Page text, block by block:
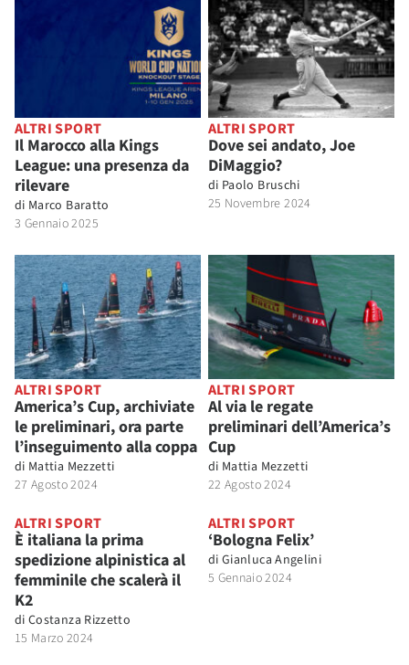
ALTRI SPORT
Il Marocco alla Kings
League: una presenza da
rilevare
di Marco Baratto
3 Gennaio 2025
ALTRI SPORT
Dove sei andato, Joe
DiMaggio?
di Paolo Bruschi
25 Novembre 2024
ALTRI SPORT
America’s Cup, archiviate
le preliminari, ora parte
l’inseguimento alla coppa
di Mattia Mezzetti
27 Agosto 2024
ALTRI SPORT
Al via le regate
preliminari dell’America’s
Cup
di Mattia Mezzetti
22 Agosto 2024
ALTRI SPORT
È italiana la prima
spedizione alpinistica al
femminile che scalerà il
K2
di Costanza Rizzetto
15 Marzo 2024
ALTRI SPORT
‘Bologna Felix’
di Gianluca Angelini
5 Gennaio 2024